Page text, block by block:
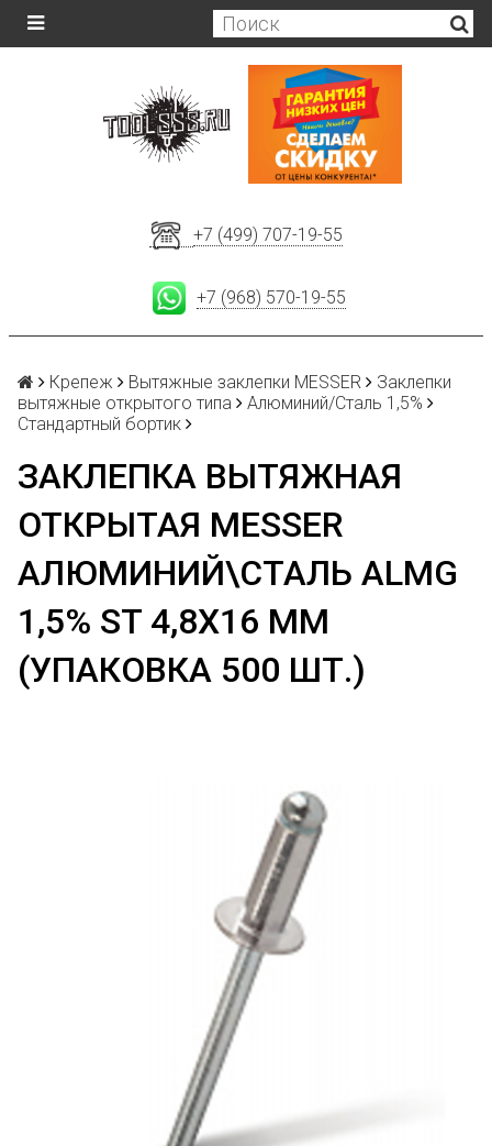
+7 (499) 707-19-55
+7 (968) 570-19-55
Крепеж Вытяжные заклепки MESSER
Заклепки
вытяжные открытого типа
Алюминий/Сталь 1,5%
Стандартный бортик
ЗАКЛЕПКА ВЫТЯЖНАЯ
ОТКРЫТАЯ MESSER
АЛЮМИНИЙ\СТАЛЬ ALMG
1,5% ST 4,8X16 ММ
(УПАКОВКА 500 ШТ.)